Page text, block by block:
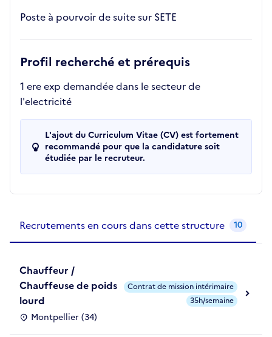
Poste à pourvoir de suite sur SETE
Profil recherché et prérequis
1 ere exp demandée dans le secteur de
l'electricité
L'ajout du Curriculum Vitae (CV) est fortement
recommandé pour que la candidature soit
étudiée par le recruteur.
Recrutements en cours dans cette structure 10
Chauffeur /
Chauffeuse de poids
lourd
Montpellier (34)
Contrat de mission intérimaire
35h/semaine